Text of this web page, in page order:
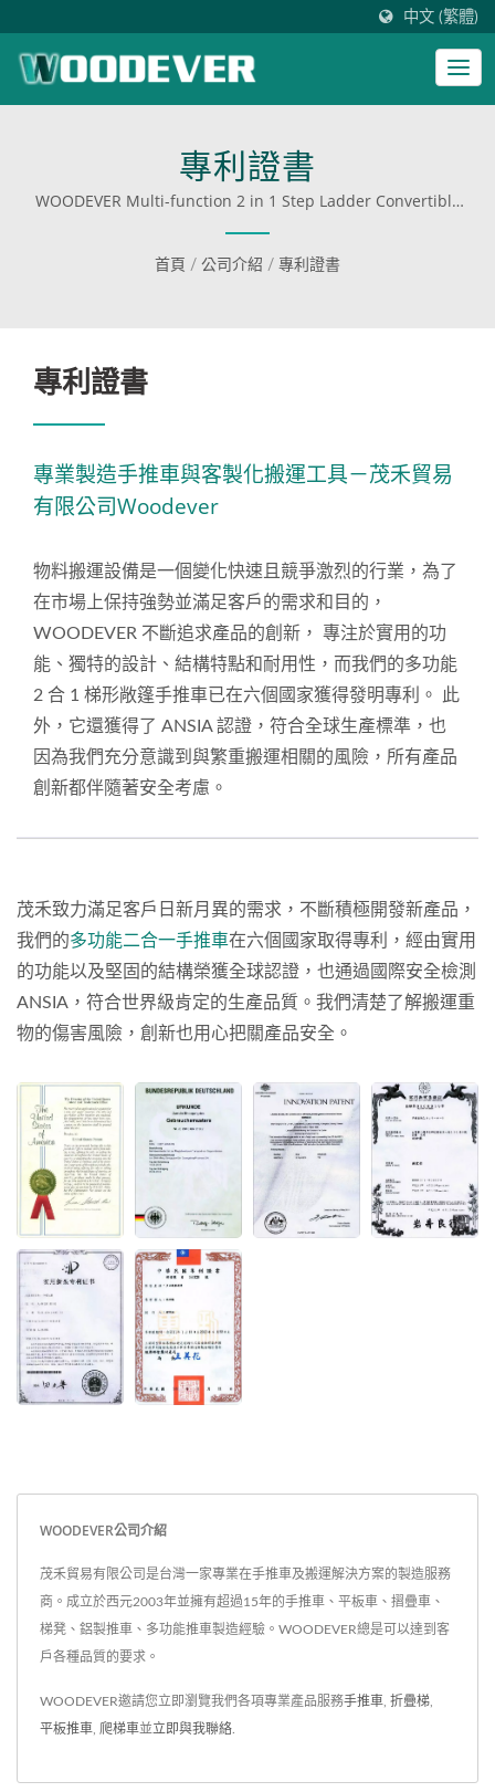
中文 (繁體)
專利證書
WOODEVER Multi-function 2 in 1 Step Ladder Convertible
手推車已在六個國家獲得發明專利。
首頁 / 公司介紹 / 專利證書
專利證書
專業製造手推車與客製化搬運工具－茂禾貿易
有限公司Woodever
物料搬運設備是一個變化快速且競爭激烈的行業，為了
在市場上保持強勢並滿足客戶的需求和目的，
WOODEVER 不斷追求產品的創新， 專注於實用的功
能、獨特的設計、結構特點和耐用性，而我們的多功能
2 合 1 梯形敞篷手推車已在六個國家獲得發明專利。 此
外，它還獲得了 ANSIA 認證，符合全球生產標準，也
因為我們充分意識到與繁重搬運相關的風險，所有產品
創新都伴隨著安全考慮。
茂禾致力滿足客戶日新月異的需求，不斷積極開發新產品，
我們的多功能二合一手推車在六個國家取得專利，經由實用
的功能以及堅固的結構榮獲全球認證，也通過國際安全檢測
ANSIA，符合世界級肯定的生產品質。我們清楚了解搬運重
物的傷害風險，創新也用心把關產品安全。
WOODEVER公司介紹
茂禾貿易有限公司是台灣一家專業在手推車及搬運解決方案的製造服務
商。成立於西元2003年並擁有超過15年的手推車、平板車、摺疊車、
梯凳、鋁製推車、多功能推車製造經驗。WOODEVER總是可以達到客
戶各種品質的要求。
WOODEVER邀請您立即瀏覽我們各項專業產品服務手推車 折疊梯
平板推車 爬梯車並立即與我聯絡